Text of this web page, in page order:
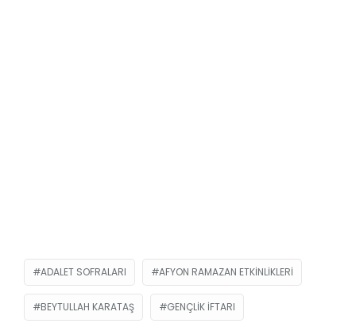
ADALET SOFRALARI AFYON RAMAZAN ETKINLIKLERI
BEYTULLAH KARATAŞ GENÇLIK İFTARI